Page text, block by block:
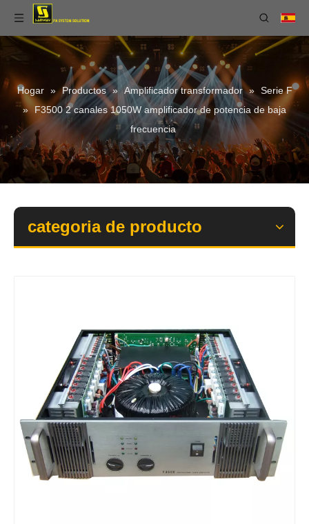
Hogar » Productos » Amplificador transformador » Serie F
» F3500 2 canales 1050W amplificador de potencia de baja
frecuencia
categoria de producto